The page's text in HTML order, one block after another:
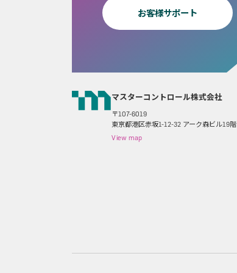
お客様サポート
マスターコントロール株式会社
〒107-6019
東京都港区赤坂1-12-32 アーク森ビル19階
View map